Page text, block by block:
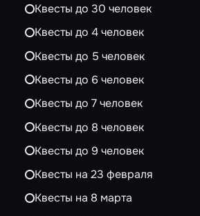
Квесты до 30 человек
Квесты до 4 человек
Квесты до 5 человек
Квесты до 6 человек
Квесты до 7 человек
Квесты до 8 человек
Квесты до 9 человек
Квесты на 23 февраля
Квесты на 8 марта